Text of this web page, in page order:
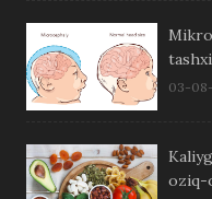
03-
oziq-